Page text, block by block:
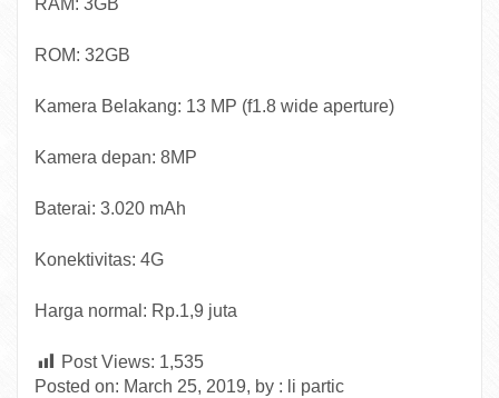
RAM: 3GB
ROM: 32GB
Kamera Belakang: 13 MP (f1.8 wide aperture)
Kamera depan: 8MP
Baterai: 3.020 mAh
Konektivitas: 4G
Harga normal: Rp.1,9 juta
Post Views: 1,535
Posted on: March 25, 2019, by : li partic